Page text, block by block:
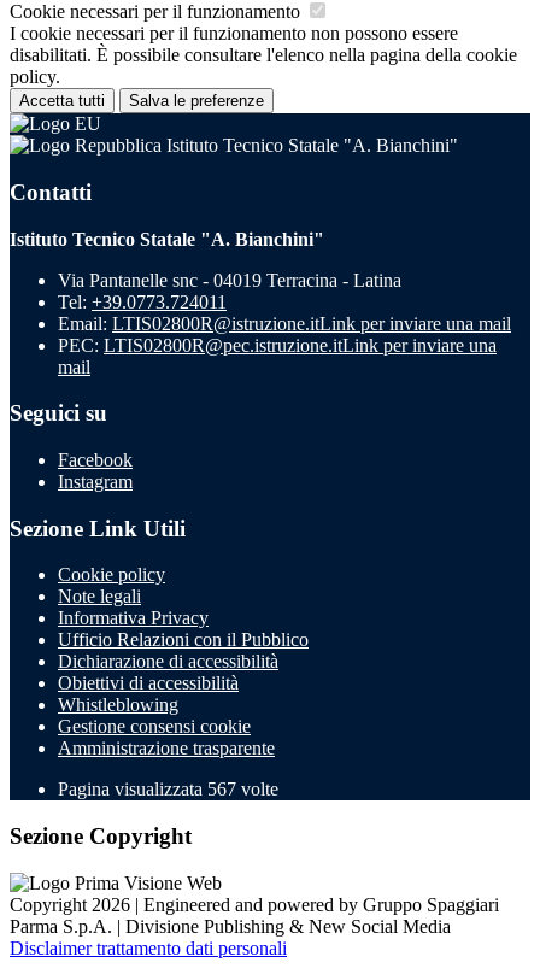
Cookie necessari per il funzionamento
I cookie necessari per il funzionamento non possono essere
disabilitati. È possibile consultare l'elenco nella pagina della cookie
policy.
Accetta tutti Salva le preferenze
Istituto Tecnico Statale "A. Bianchini"
Contatti
Istituto Tecnico Statale "A. Bianchini"
Via Pantanelle snc - 04019 Terracina - Latina
Tel: +39.0773.724011
Email: LTIS02800R@istruzione.itLink per inviare una mail
PEC: LTIS02800R@pec.istruzione.itLink per inviare una
mail
Seguici su
Facebook
Instagram
Sezione Link Utili
Cookie policy
Note legali
Informativa Privacy
Ufficio Relazioni con il Pubblico
Dichiarazione di accessibilità
Obiettivi di accessibilità
Whistleblowing
Gestione consensi cookie
Amministrazione trasparente
Pagina visualizzata 567 volte
Sezione Copyright
Copyright 2026 | Engineered and powered by Gruppo Spaggiari
Parma S.p.A. | Divisione Publishing & New Social Media
Disclaimer trattamento dati personali